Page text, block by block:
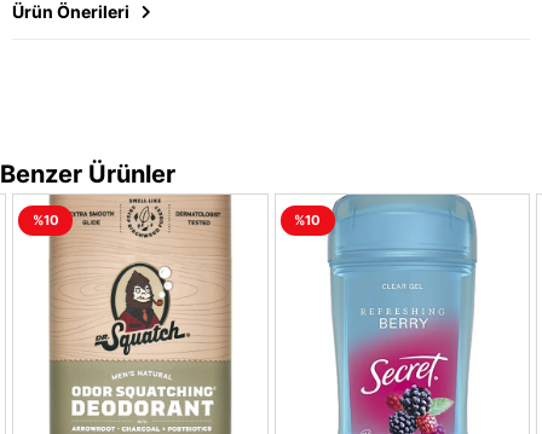
Ürün Önerileri
Benzer Ürünler
%10 %10